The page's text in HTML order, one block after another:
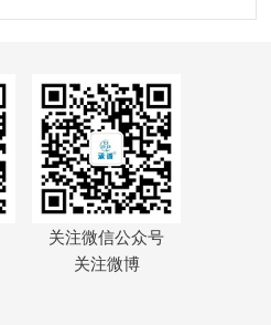
关注微信公众号
关注微博